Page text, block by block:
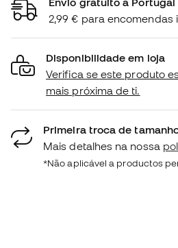
2,99 € para encomendas
Disponibilidade em loja
Verifica se este produto
mais próxima de ti.
Primeira troca de
Mais detalhes na nossa
*Não aplicável a productos